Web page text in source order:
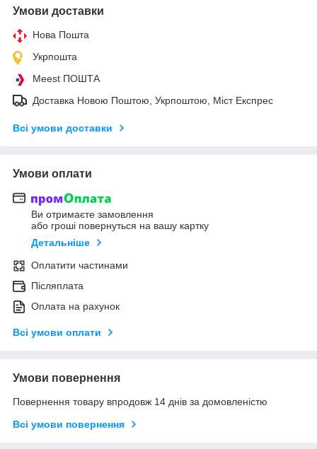
Умови доставки
Нова Пошта
Укрпошта
Meest ПОШТА
Доставка Новою Поштою, Укрпоштою, Міст Експрес
Всі умови доставки
Умови оплати
Ви отримаєте замовлення
або гроші повернуться на вашу картку
Детальніше
Оплатити частинами
Післяплата
Оплата на рахунок
Всі умови оплати
Умови повернення
Повернення товару впродовж 14 днів за домовленістю
Всі умови повернення